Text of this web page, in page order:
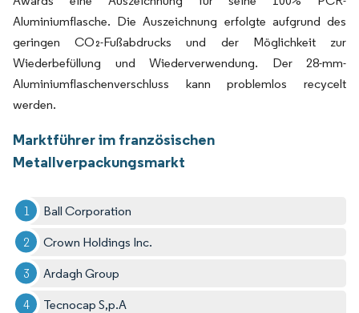
Aluminiumflasche. Die Auszeichnung erfolgte aufgrund des
geringen CO₂-Fußabdrucks und der Möglichkeit zur
Wiederbefüllung und Wiederverwendung. Der 28-mm-
Aluminiumflaschenverschluss kann problemlos recycelt
werden.
Marktführer im französischen
Metallverpackungsmarkt
Ball Corporation
Crown Holdings Inc.
Ardagh Group
Tecnocap S,p.A